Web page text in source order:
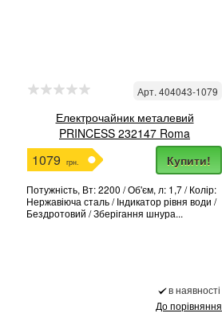
Арт. 404043-1079
Електрочайник металевий
PRINCESS 232147 Roma
1079 грн. Купити!
Потужність, Вт: 2200 / Об'єм, л: 1,7 / Колір:
Нержавіюча сталь / Індикатор рівня води /
Бездротовий / Зберігання шнура...
в наявності
До порівняння